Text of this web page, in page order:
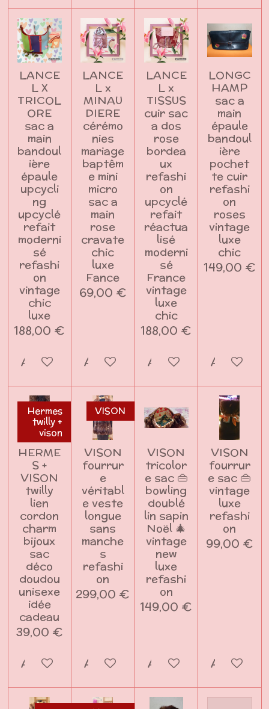
LANCE
L X
TRICOL
ORE
sac a
main
bandoul
ière
épaule
upcycli
ng
upcyclé
refait
moderni
sé
refashi
on
vintage
chic
luxe
188,00 €
Ajouter au panier
LANCE
L x
MINAU
DIERE
cérémo
nies
mariage
baptêm
e mini
micro
sac a
main
rose
cravate
chic
luxe
Fance
69,00 €
Ajouter au panier
LANCE
L x
TISSUS
cuir sac
a dos
rose
bordea
ux
refashi
on
upcyclé
refait
réactua
lisé
moderni
sé
France
vintage
luxe
chic
188,00 €
Ajouter au panier
LONGC
HAMP
sac a
main
épaule
bandoul
ière
pochet
te cuir
refashi
on
roses
vintage
luxe
chic
149,00 €
Ajouter
Hermes
twilly +
vison
HERME
S +
VISON
twilly
lien
cordon
charm
bijoux
sac
déco
doudou
unisexe
idée
cadeau
39,00 €
Ajouter au panier
VISON
VISON
fourrur
e
véritabl
e veste
longue
sans
manche
s
refashi
on
299,00 €
Ajouter au panier
VISON
tricolor
e sac 👜
bowling
doublé
lin sapin
Noël 🎄
vintage
new
luxe
refashi
on
149,00 €
Ajouter au panier
VISON
fourrur
e sac 👜
vintage
luxe
refashi
on
99,00 €
Ajouter